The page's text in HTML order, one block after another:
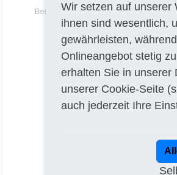
Beschreibung
a) Stadt
Hans-Böckler-Straße
47506 Neukirchen-
Telefon +49
b)
c) Angaben zum
werden auch
Textform mit
Wir setzen auf unserer
ihnen sind wesentlich,
gewährleisten,
Onlineangebot stetig
erhalten Sie in unserer
unserer Cookie-Seite
auch jederzeit Ihre